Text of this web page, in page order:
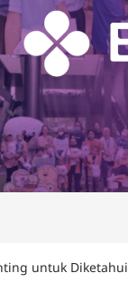
untuk Diketahui